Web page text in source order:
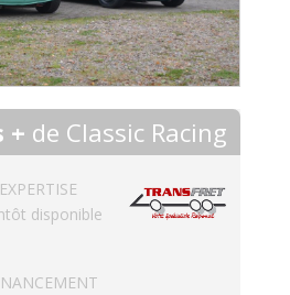
+ de Classic Racing
EXPERTISE
disponible